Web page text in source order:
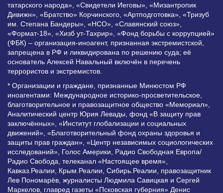
татарского народа», «Свидетели Иеговы», «Мизантропик
Дивижн», «Братство» Корчинского, «Артподготовка», «Тризуб
им. Степана Бандеры», «НСО», «Славянский союз»,
«Формат-18», «Хизб ут-Тахрир», «Фонд борьбы с коррупцией»
(ФБК) – организация-иноагент, признанная экстремистской,
запрещена в РФ и ликвидирована по решению суда; её
основатель Алексей Навальный включён в перечень
террористов и экстремистов.
* Организации и граждане, признанные Минюстом РФ
иноагентами: Международное историко-просветительское,
благотворительное и правозащитное общество «Мемориал»,
Аналитический центр Юрия Левады, фонд «В защиту прав
заключённых», «Институт глобализации и социальных
движений», «Благотворительный фонд охраны здоровья и
защиты прав граждан», «Центр независимых социологических
исследований», Голос Америки, Радио Свободная Европа/
Радио Свобода, телеканал «Настоящее время»,
Кавказ.Реалии, Крым.Реалии, Сибирь.Реалии, правозащитник
Лев Пономарёв, журналисты Людмила Савицкая и Сергей
Маркелов, главред газеты «Псковская губерния» Денис